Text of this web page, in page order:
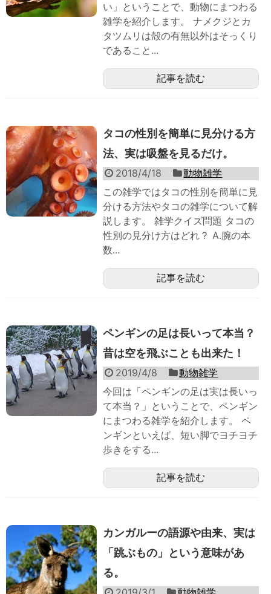
い」ということで、動物にまつわる
雑学を紹介します。 ナメクジとカ
タツムリは殻の有無以外はそっくり
であること...
記事を読む
タコの性別を簡単に見分ける方
法、実は吸盤を見るだけ。
2018/4/18
動物雑学
この雑学ではタコの性別を簡単に見
分ける方法やタコの雑学について解
説します。 雑学クイズ問題 タコの
性別の見分け方はどれ？ A.腕の本
数...
記事を読む
ペンギンの足は長いって本当？
昔は空を飛ぶことも出来た！
2019/4/8
動物雑学
今回は「ペンギンの足は実は長いっ
て本当？」ということで、ペンギン
にまつわる雑学を紹介します。 ペ
ンギンといえば、短い脚でヨチヨチ
歩きをする...
記事を読む
カンガルーの語源や由来、実は
「跳ぶもの」という意味があ
る。